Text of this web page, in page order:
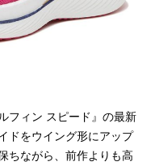
フィン スピード』の最新
ドをウイング形にアップ
ちながら、前作よりも高